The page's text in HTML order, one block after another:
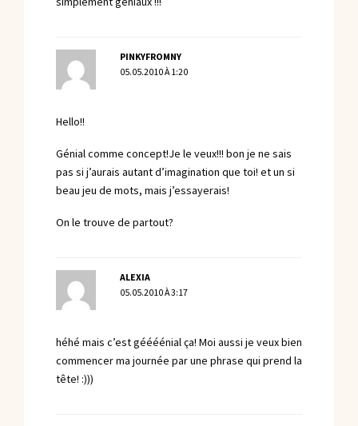
PINKYFROMNY
05.05.2010 À 1:20
Hello!!
Génial comme concept!Je le veux!!! bon je ne sais
pas si j’aurais autant d’imagination que toi! et un si
beau jeu de mots, mais j’essayerais!
On le trouve de partout?
ALEXIA
05.05.2010 À 3:17
héhé mais c’est géééénial ça! Moi aussi je veux bien
commencer ma journée par une phrase qui prend la
tête! :)))